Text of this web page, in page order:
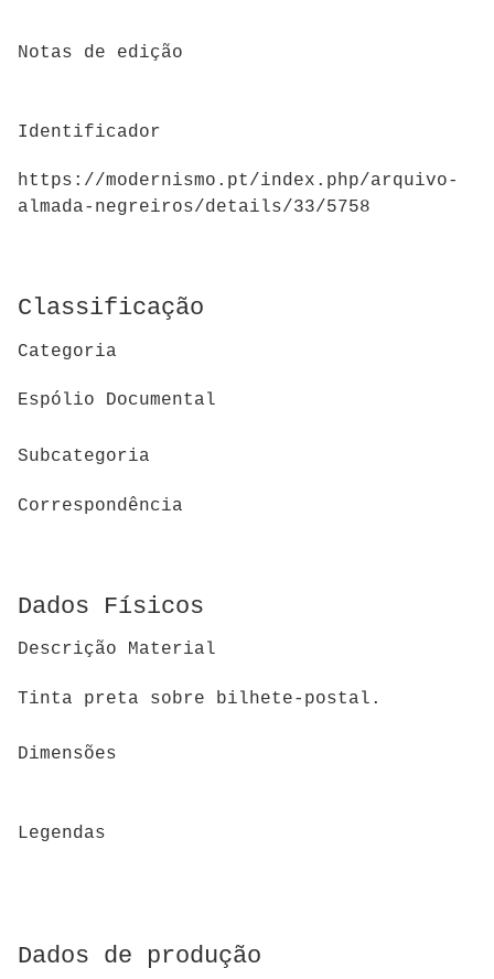
Notas de edição
Identificador
https://modernismo.pt/index.php/arquivo-
almada-negreiros/details/33/5758
Classificação
Categoria
Espólio Documental
Subcategoria
Correspondência
Dados Físicos
Descrição Material
Tinta preta sobre bilhete-postal.
Dimensões
Legendas
Dados de produção